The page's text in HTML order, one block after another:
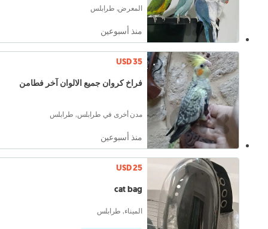
المعرض, طرابلس
منذ أسبوعين
USD 35
فراخ كروان جميع الالوان آخر فطامن
مدن أخرى في طرابلس, طرابلس
منذ أسبوعين
USD 25
cat bag
الميناء, طرابلس